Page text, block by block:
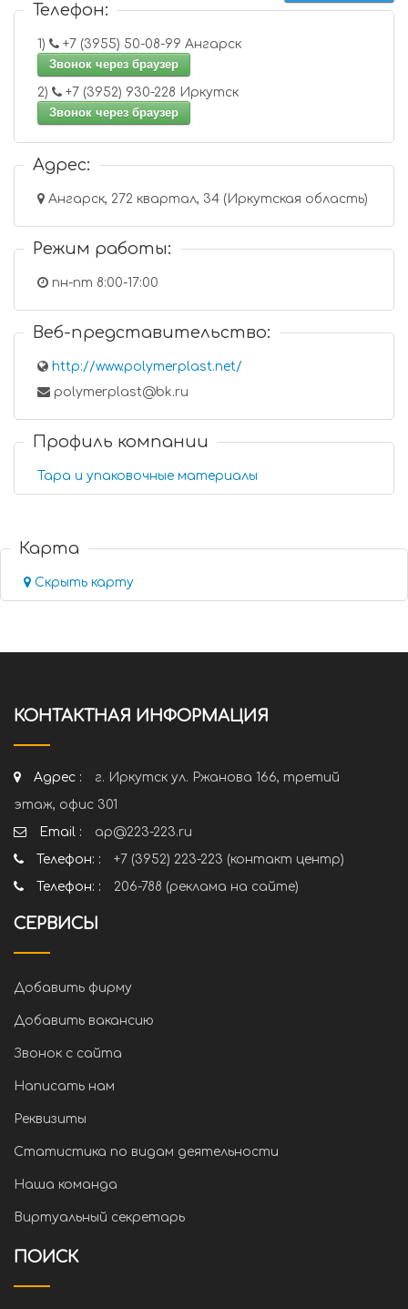
Телефон:
1)
+7 (3955) 50-08-99 Ангарск
Звонок через браузер
2)
+7 (3952) 930-228 Иркутск
Звонок через браузер
Адрес:
Ангарск, 272 квартал, 34 (Иркутская область)
Режим работы:
пн-пт 8:00-17:00
Веб-представительство:
http://www.polymerplast.net/
polymerplast@bk.ru
Профиль компании
Тара и упаковочные материалы
Карта
Скрыть карту
КОНТАКТНАЯ ИНФОРМАЦИЯ
Адрес :
г. Иркутск ул. Ржанова 166, третий
этаж, офис 301
Email :
ap@223-223.ru
Телефон: :
+7 (3952) 223-223 (контакт центр)
Телефон: :
206-788 (реклама на сайте)
СЕРВИСЫ
Добавить фирму
Добавить вакансию
Звонок с сайта
Написать нам
Реквизиты
Статистика по видам деятельности
Наша команда
Виртуальный секретарь
ПОИСК